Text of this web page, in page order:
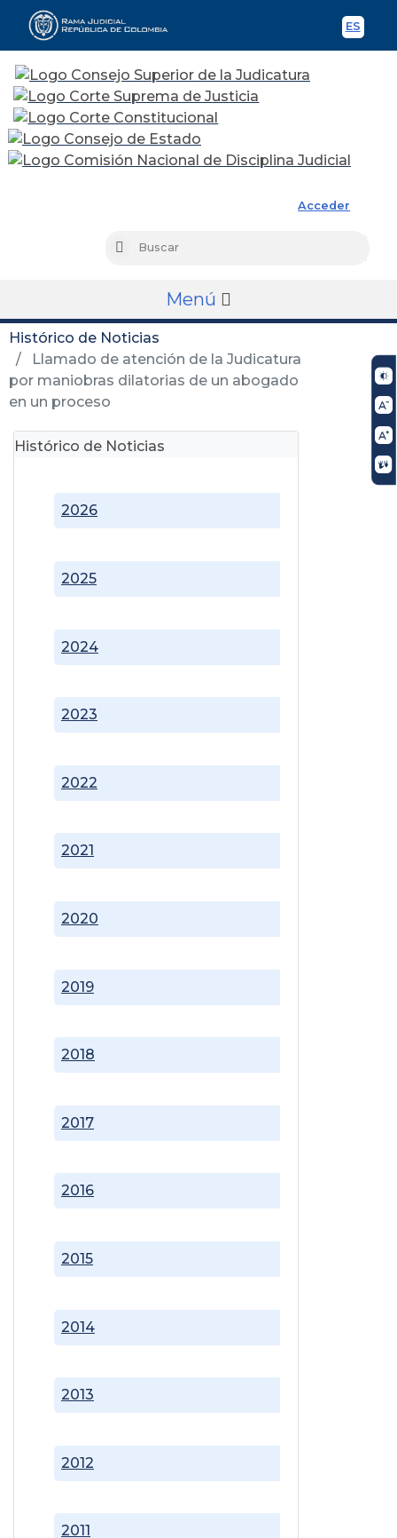
ES
Acceder
Buscar
Menú
Histórico de Noticias
Llamado de atención de la Judicatura
por maniobras dilatorias de un abogado
en un proceso
Histórico de Noticias
2011
2012
2013
2014
2015
2016
2017
2018
2019
2020
2021
2022
2023
2024
2025
2026